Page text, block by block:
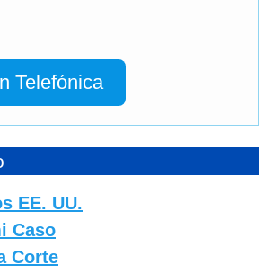
Telefónica
EE. UU.
Caso
Corte